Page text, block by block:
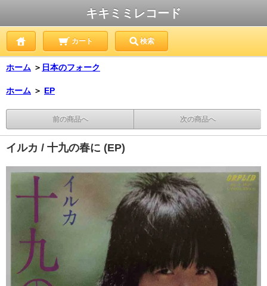
キキミミレコード
カート 検索
ホーム ＞ 日本のフォーク
ホーム ＞ EP
前の商品へ 次の商品へ
イルカ / 十九の春に (EP)